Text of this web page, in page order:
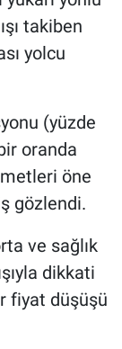
takiben
yolcu
(yüzde
oranda
öne
gözlendi.
ve sağlık
dikkati
fiyat düşüşü